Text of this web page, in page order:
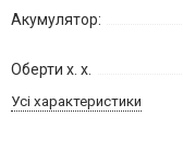
Акумулятор:
Оберти х. х.
Усі характеристики